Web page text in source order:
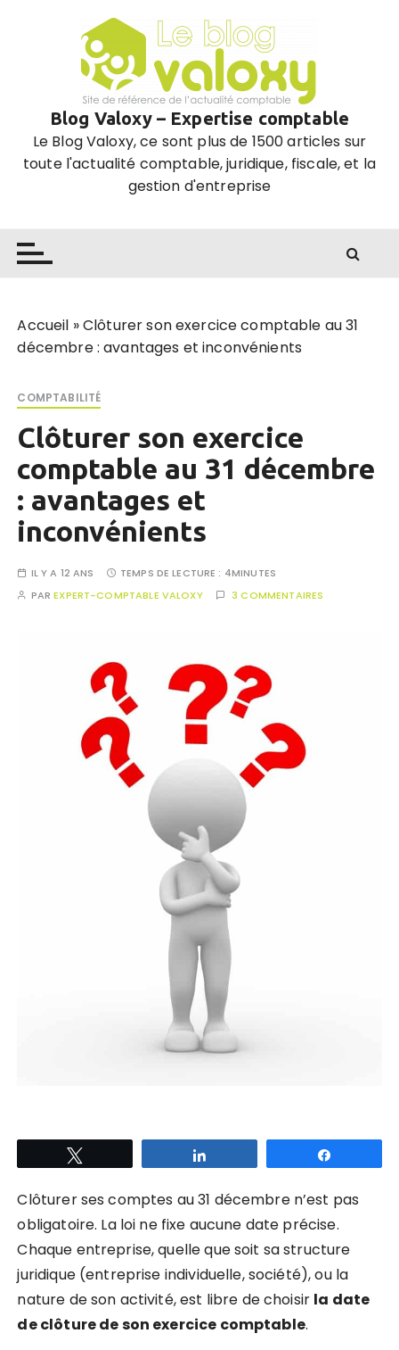
Blog Valoxy – Expertise comptable
Le Blog Valoxy, ce sont plus de 1500 articles sur
toute l'actualité comptable, juridique, fiscale, et la
gestion d'entreprise
Accueil »Clôturer son exercice comptable au 31
décembre : avantages et inconvénients
COMPTABILITÉ
Clôturer son exercice
comptable au 31 décembre
: avantages et
inconvénients
IL Y A 12 ANS TEMPS DE LECTURE : 4MINUTES
PAREXPERT-COMPTABLE VALOXY 3 COMMENTAIRES
Clôturer ses comptes au 31 décembre n’est pas
obligatoire. La loi ne fixe aucune date précise.
Chaque entreprise, quelle que soit sa structure
juridique (entreprise individuelle, société), ou la
nature de son activité, est libre de choisir la date
de clôture de son exercice comptable.